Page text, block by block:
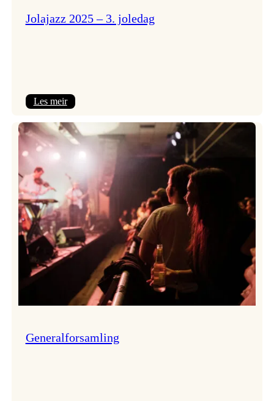
Jolajazz 2025 – 3. joledag
Les meir:
2025
–
joledag
Generalforsamling